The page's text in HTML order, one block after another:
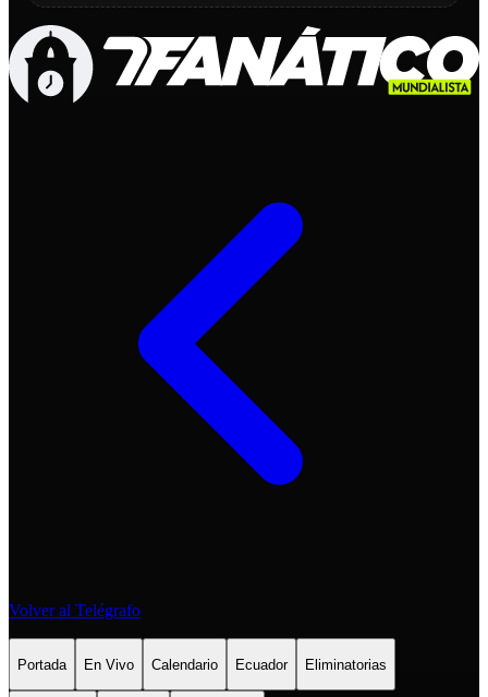
Volver al Telégrafo
Portada En Vivo Calendario Ecuador Eliminatorias